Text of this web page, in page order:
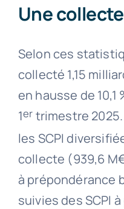
Une
Selon ces
collecté 1,15
en hausse de 10,1
1er trimestre
les SCPI
collecte (939,6
à prépondérance
suivies des SCPI